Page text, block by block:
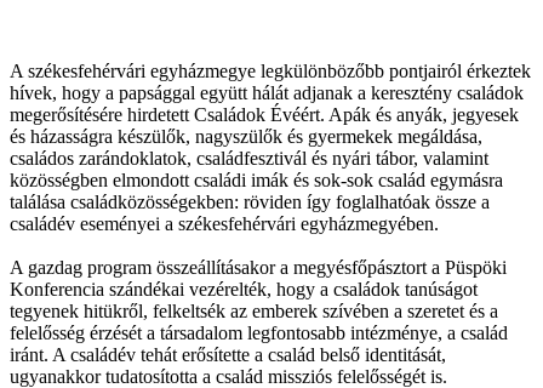
A székesfehérvári egyházmegye legkülönbözőbb pontjairól érkeztek
hívek, hogy a papsággal együtt hálát adjanak a keresztény családok
megerősítésére hirdetett Családok Évéért. Apák és anyák, jegyesek
és házasságra készülők, nagyszülők és gyermekek megáldása,
családos zarándoklatok, családfesztivál és nyári tábor, valamint
közösségben elmondott családi imák és sok-sok család egymásra
találása családközösségekben: röviden így foglalhatóak össze a
családév eseményei a székesfehérvári egyházmegyében.
A gazdag program összeállításakor a megyésfőpásztort a Püspöki
Konferencia szándékai vezérelték, hogy a családok tanúságot
tegyenek hitükről, felkeltsék az emberek szívében a szeretet és a
felelősség érzését a társadalom legfontosabb intézménye, a család
iránt. A családév tehát erősítette a család belső identitását,
ugyanakkor tudatosította a család missziós felelősségét is.